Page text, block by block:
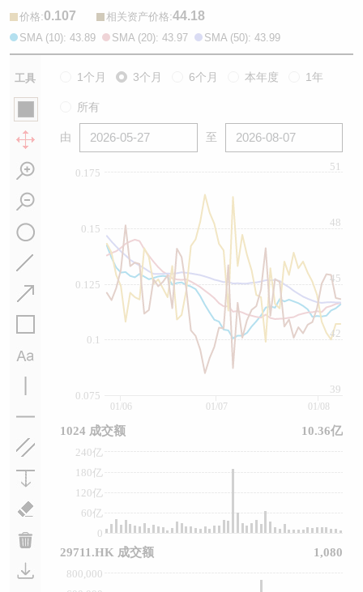
价格:0.107 相关资产价格:44.18
SMA (10): 43.89 SMA (20): 43.97 SMA (50): 43.99
工具 1个月 3个月 6个月 本年度 1年
所有
由 至
0.075
0.1
0.125
0.15
0.175
39
42
45
48
51
0
60亿
120亿
180亿
240亿
800,000
01/06 01/07 01/08
1024 成交额 10.36亿
29711.HK 成交额 1,080